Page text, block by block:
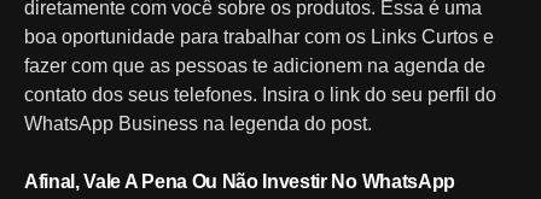
diretamente com você sobre os produtos. Essa é uma
boa oportunidade para trabalhar com os Links Curtos e
fazer com que as pessoas te adicionem na agenda de
contato dos seus telefones. Insira o link do seu perfil do
WhatsApp Business na legenda do post.
Afinal, Vale A Pena Ou Não Investir No WhatsApp